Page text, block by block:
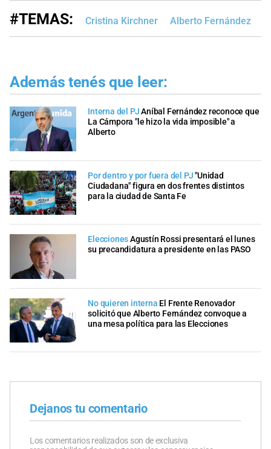
#TEMAS: Cristina Kirchner Alberto Fernández
Además tenés que leer:
Interna del PJAníbal Fernández reconoce que
La Cámpora "le hizo la vida imposible" a
Alberto
Por dentro y por fuera del PJ"Unidad
Ciudadana" figura en dos frentes distintos
para la ciudad de Santa Fe
EleccionesAgustín Rossi presentará el lunes
su precandidatura a presidente en las PASO
No quieren interna El Frente Renovador
solicitó que Alberto Fernández convoque a
una mesa política para las Elecciones
Dejanos tu comentario
Los comentarios realizados son de exclusiva